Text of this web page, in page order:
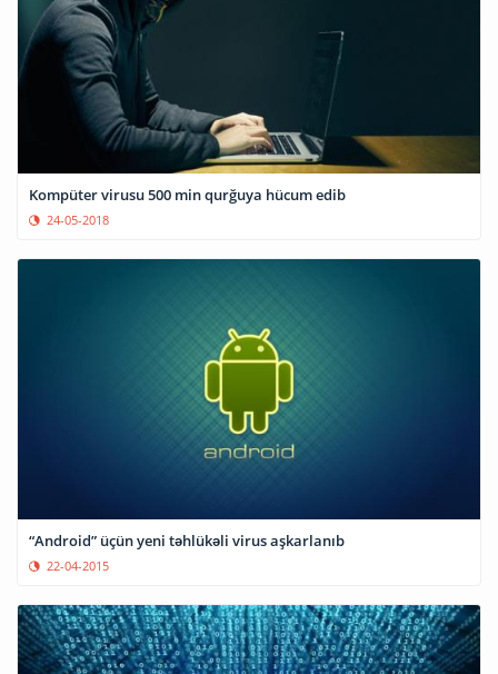
Kompüter virusu 500 min qurğuya hücum edib
24-05-2018
“Android” üçün yeni təhlükəli virus aşkarlanıb
22-04-2015